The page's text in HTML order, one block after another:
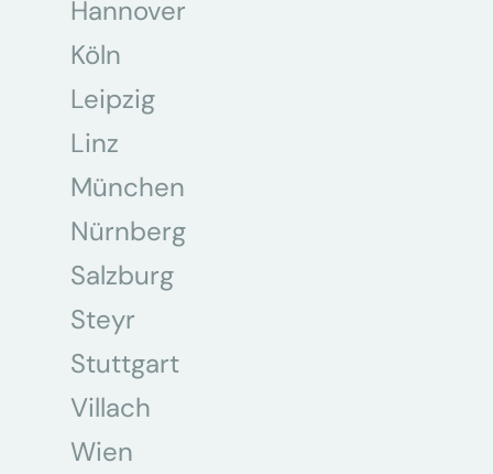
Hannover
Köln
Leipzig
Linz
München
Nürnberg
Salzburg
Steyr
Stuttgart
Villach
Wien